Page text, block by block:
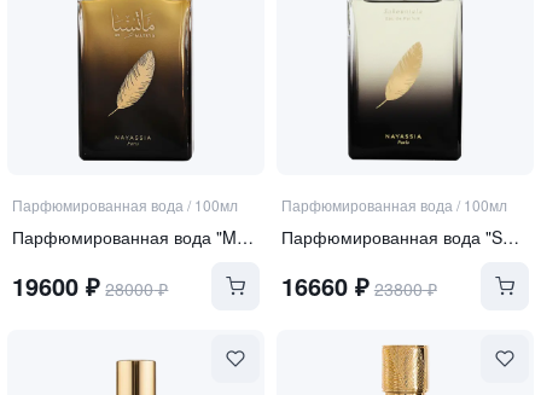
Парфюмированная вода / 100мл
Парфюмированная вода "Matsya"
19600 ₽ 28000₽
Парфюмированная вода / 100мл
Парфюмированная вода "Sakountala"
16660₽ 23800₽